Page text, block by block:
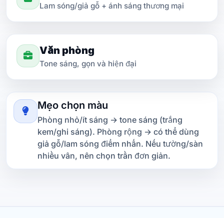
Lam sóng/giả gỗ + ánh sáng thương mại
Văn phòng
Tone sáng, gọn và hiện đại
Mẹo chọn màu
Phòng nhỏ/ít sáng → tone sáng (trắng
kem/ghi sáng). Phòng rộng → có thể dùng
giả gỗ/lam sóng điểm nhấn. Nếu tường/sàn
nhiều vân, nên chọn trần đơn giản.